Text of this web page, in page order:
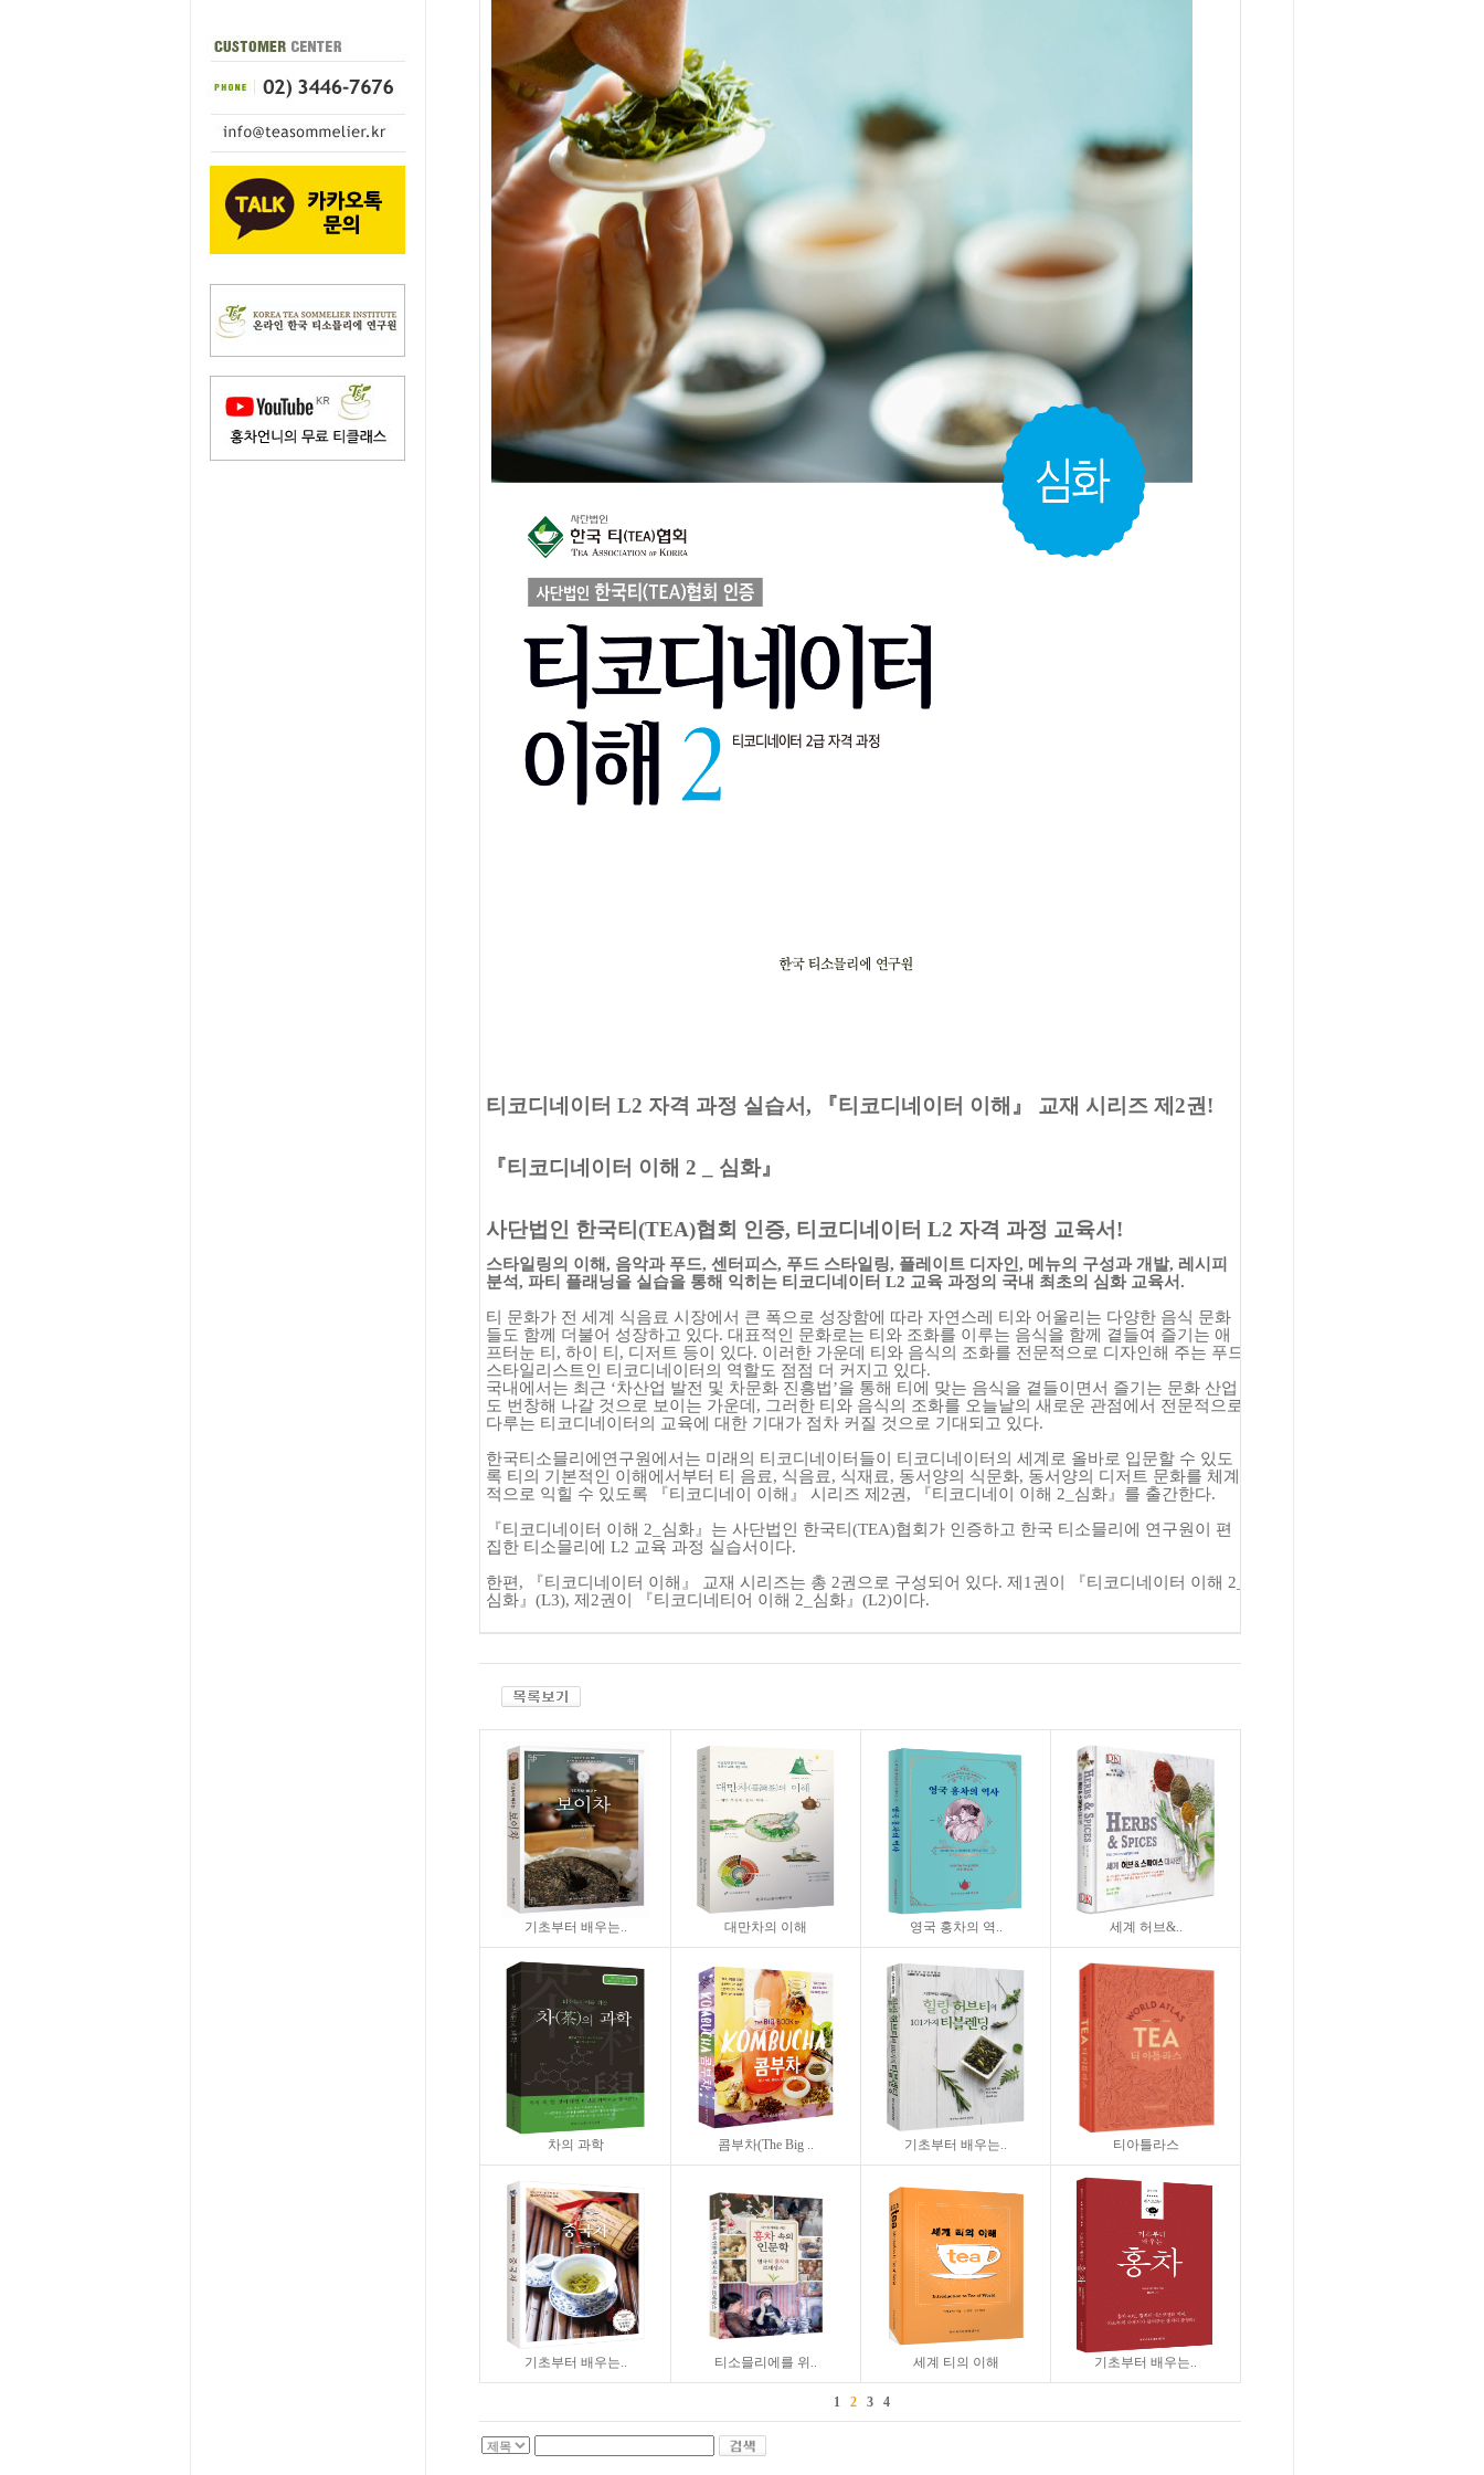
티코디네이터 L2 자격 과정 실습서, 『티코디네이터 이해 』 교재 시리즈 제 2권 !
『티코디네이터 이해 2 _ 심화』
사단법인 한국티 (TEA)협회 인증, 티코디네이터 L2 자격 과정 교육서 !
스타일링의 이해, 음악과 푸드, 센터피스, 푸드 스타일링, 플레이트 디자인 , 메뉴의 구성과 개발, 레시피
분석, 파티 플래닝을 실습을 통해 익히는 티코디네이터 L2 교육 과정의 국내 최초의 심화 교육서.
티 문화가 전 세계 식음료 시장에서 큰 폭으로 성장함에 따라 자연스레 티와 어울리는 다양한 음식 문화
들도 함께 더불어 성장하고 있다. 대표적인 문화로는 티와 조화를 이루는 음식을 함께 곁들여 즐기는 애
프터눈 티 , 하이 티 , 디저트 등이 있다. 이러한 가운데 티와 음식의 조화를 전문적으로 디자인해 주는 푸드
스타일리스트인 티코디네이터의 역할도 점점 더 커지고 있다.
국내에서는 최근 ‘차산업 발전 및 차문화 진흥법’을 통해 티에 맞는 음식을 곁들이면서 즐기는 문화 산업
도 번창해 나갈 것으로 보이는 가운데 , 그러한 티와 음식의 조화를 오늘날의 새로운 관점에서 전문적으로
다루는 티코디네이터의 교육에 대한 기대가 점차 커질 것으로 기대되고 있다.
한국티소믈리에연구원에서는 미래의 티코디네이터들이 티코디네이터의 세계로 올바로 입문할 수 있도
록 티의 기본적인 이해에서부터 티 음료, 식음료, 식재료, 동서양의 식문화, 동서양의 디저트 문화를 체계
적으로 익힐 수 있도록
『티코디네이 이해 』 시리즈 제 2권 , 『티코디네이 이해 2_ 심화 』 를 출간한다.
『티코디네이터 이해 2_ 심화 』 는 사단법인 한국티 (TEA)협회가 인증하고 한국 티소믈리에 연구원이 편
집한 티소믈리에 L2 교육 과정 실습서이다.
한편 , 『티코디네이터 이해 』 교재 시리즈는 총 2권으로 구성되어 있다. 제 1 권이 『티코디네이터 이해 2_
심화 』 (L3), 제 2권이 『티코디네티어 이해 2_ 심화 』 (L2)이다.
기초부터 배우는.. 대만차의 이해 영국 홍차의 역.. 세계 허브&..
차의 과학 콤부차(The Big .. 기초부터 배우는.. 티아틀라스
기초부터 배우는.. 티소믈리에를 위.. 세계 티의 이해 기초부터 배우는..
1 2 3 4